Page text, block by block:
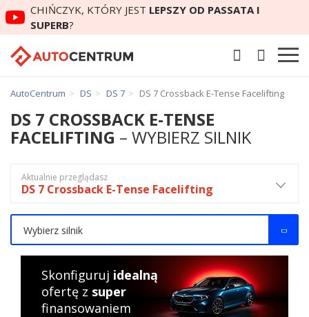
CHIŃCZYK, KTÓRY JEST LEPSZY OD PASSATA I
SUPERB?
AutoCentrum DS DS 7 DS 7 Crossback E-Tense Facelifting
DS 7 CROSSBACK E-TENSE
FACELIFTING – WYBIERZ SILNIK
Aktualnie przeglądasz
DS 7 Crossback E-Tense Facelifting
Wybierz silnik
Skonfiguruj idealną
ofertę z super
finansowaniem